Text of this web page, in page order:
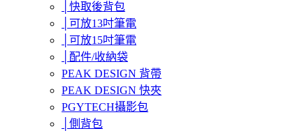
│快取後背包
│可放13吋筆電
│可放15吋筆電
│配件/收納袋
PEAK DESIGN 背帶
PEAK DESIGN 快夾
PGYTECH攝影包
│側背包